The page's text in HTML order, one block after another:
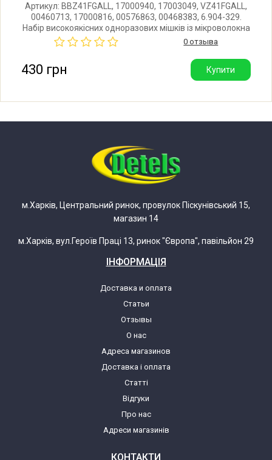
Bosch 0752210195(00) BBS2210
Bosch 0752210200(00) BBS2230
Bosch 0752210201(00) BBS2240
Bosch 0752210202(00) BBS500111
Bosch 0752210204(00) BBS581311
Bosch 0752210209(00) BBS2211
Bosch 0752210210(00) BBS2212
Bosch 0752210211(00) BBS2241
Bosch 0752210214(00) BBS2202
Bosch 0752210216(00) BBS521446
Bosch 0752210231(00) BBS 220311
Артикул: BBZ41FGALL, 17000940, 17003049, VZ41FGALL,
00460713, 17000816, 00576863, 00468383, 6.904-329.
Набір високоякісних одноразових мішків із мікроволокна
для пилососа Bosch, Siemens, Karcher. У наборі: 4 мішки
та мікрофільтр. Виробник: Туреччина.
0 отзыва
430 грн Купити
м.Харків, Центральний ринок, провулок Піскунівський 15,
магазин 14
м.Харків, вул.Героїв Праці 13, ринок "Європа", павільйон 29
ІНФОРМАЦІЯ
Доставка и оплата
Статьи
Отзывы
О нас
Адреса магазинов
Доставка і оплата
Статті
Відгуки
Про нас
Адреси магазинів
КОНТАКТИ